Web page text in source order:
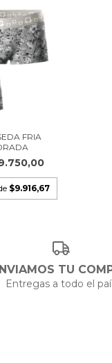
FRIA
$9.916,67
TU
Entregas a todo el